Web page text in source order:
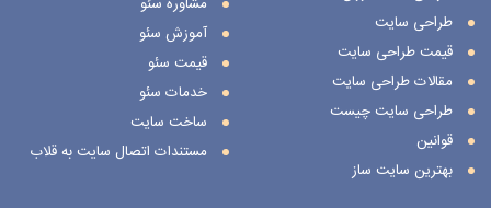
آموزش سئو
قیمت سئو
خدمات سئو
ساخت سایت
مستندات اتصال سایت به قلاب
طراحی سایت
قیمت طراحی سایت
مقالات طراحی سایت
طراحی سایت چیست
قوانین
بهترین سایت ساز